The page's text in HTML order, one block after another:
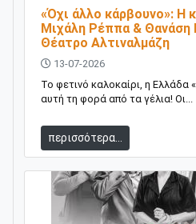
«Όχι άλλο κάρβουνο»: Η
Μιχάλη Ρέππα & Θανάση
Θέατρο Αλτιναλμάζη
13-07-2026
Το φετινό καλοκαίρι, η Ελλάδα
αυτή τη φορά από τα γέλια! Οι...
περισσότερα...